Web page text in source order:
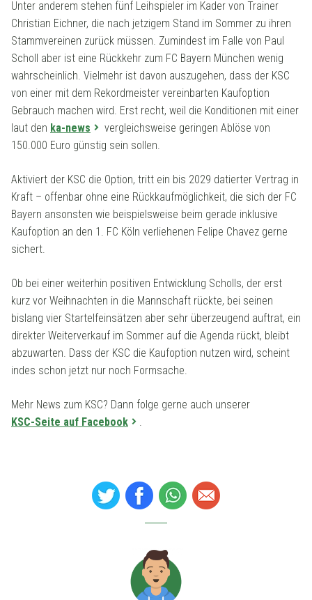
Unter anderem stehen fünf Leihspieler im Kader von Trainer
Christian Eichner, die nach jetzigem Stand im Sommer zu ihren
Stammvereinen zurück müssen. Zumindest im Falle von Paul
Scholl aber ist eine Rückkehr zum FC Bayern München wenig
wahrscheinlich. Vielmehr ist davon auszugehen, dass der KSC
von einer mit dem Rekordmeister vereinbarten Kaufoption
Gebrauch machen wird. Erst recht, weil die Konditionen mit einer
laut den ka-news
vergleichsweise geringen Ablöse von
150.000 Euro günstig sein sollen.
Aktiviert der KSC die Option, tritt ein bis 2029 datierter Vertrag in
Kraft – offenbar ohne eine Rückkaufmöglichkeit, die sich der FC
Bayern ansonsten wie beispielsweise beim gerade inklusive
Kaufoption an den 1. FC Köln verliehenen Felipe Chavez gerne
sichert.
Ob bei einer weiterhin positiven Entwicklung Scholls, der erst
kurz vor Weihnachten in die Mannschaft rückte, bei seinen
bislang vier Startelfeinsätzen aber sehr überzeugend auftrat, ein
direkter Weiterverkauf im Sommer auf die Agenda rückt, bleibt
abzuwarten. Dass der KSC die Kaufoption nutzen wird, scheint
indes schon jetzt nur noch Formsache.
Mehr News zum KSC? Dann folge gerne auch unserer
KSC-Seite auf Facebook
.